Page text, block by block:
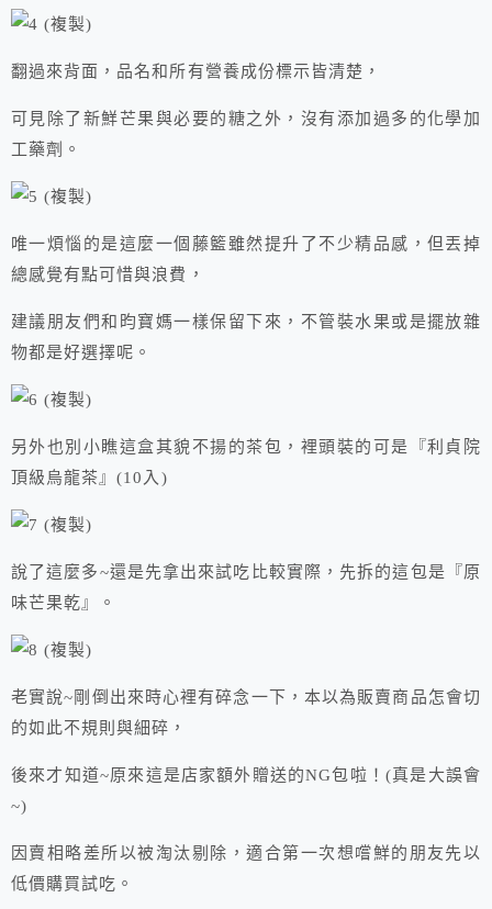
翻過來背面，品名和所有營養成份標示皆清楚，
可見除了新鮮芒果與必要的糖之外，沒有添加過多的化學加
工藥劑。
唯一煩惱的是這麼一個藤籃雖然提升了不少精品感，但丟掉
總感覺有點可惜與浪費，
建議朋友們和昀寶媽一樣保留下來，不管裝水果或是擺放雜
物都是好選擇呢。
另外也別小瞧這盒其貌不揚的茶包，裡頭裝的可是『利貞院
頂級烏龍茶』(10入)
說了這麼多~還是先拿出來試吃比較實際，先拆的這包是『原
味芒果乾』。
老實說~剛倒出來時心裡有碎念一下，本以為販賣商品怎會切
的如此不規則與細碎，
後來才知道~原來這是店家額外贈送的NG包啦！(真是大誤會
~)
因賣相略差所以被淘汰剔除，適合第一次想嚐鮮的朋友先以
低價購買試吃。